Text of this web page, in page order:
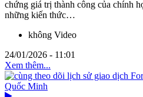
chứng giá trị thành công của chính
những kiến thức…
không Video
24/01/2026 - 11:01
Xem thêm...